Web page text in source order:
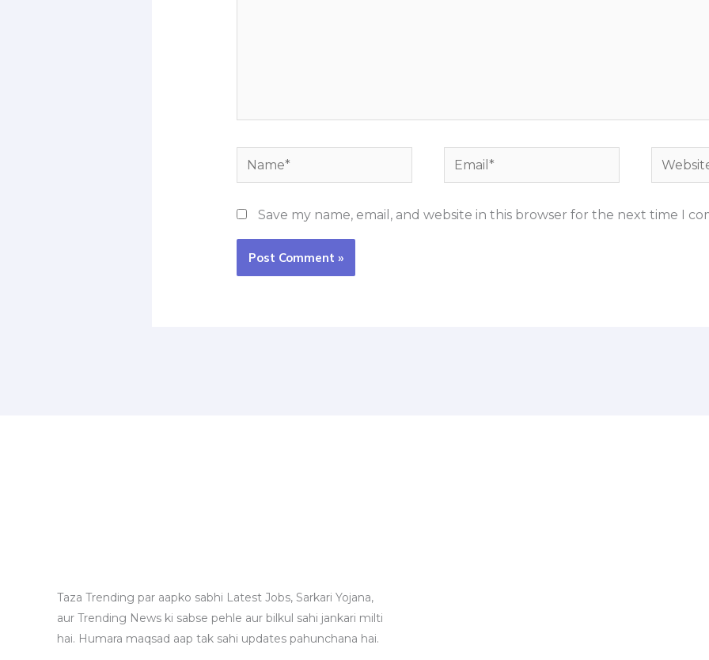
Name* Email* Website
Save my name, email, and website in this browser for the next time I
Taza Trending par aapko sabhi Latest Jobs, Sarkari Yojana,
aur Trending News ki sabse pehle aur bilkul sahi jankari milti
hai. Humara maqsad aap tak sahi updates pahunchana hai.